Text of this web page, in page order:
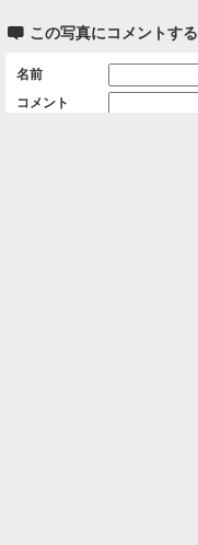
 この写真にコメントする
名前
コメント